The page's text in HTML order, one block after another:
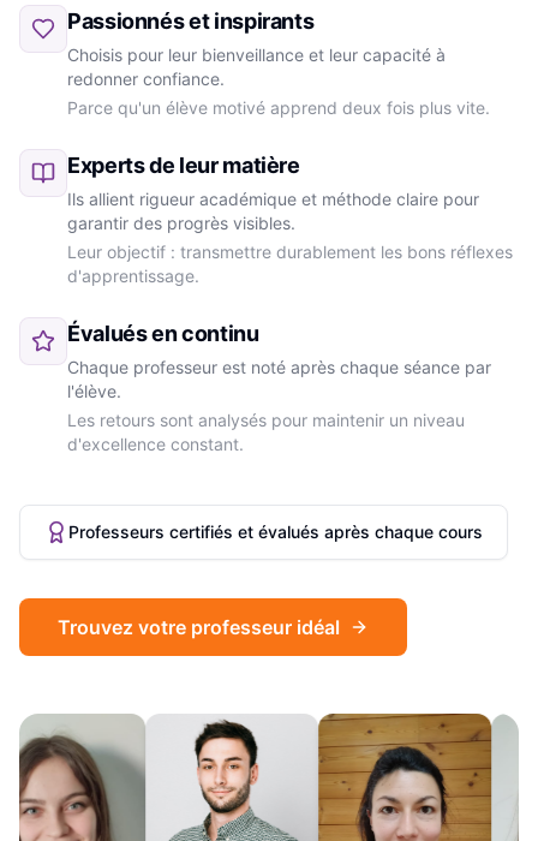
Passionnés et inspirants
Choisis pour leur bienveillance et leur capacité à
redonner confiance.
Parce qu'un élève motivé apprend deux fois plus vite.
Experts de leur matière
Ils allient rigueur académique et méthode claire pour
garantir des progrès visibles.
Leur objectif : transmettre durablement les bons réflexes
d'apprentissage.
Évalués en continu
Chaque professeur est noté après chaque séance par
l'élève.
Les retours sont analysés pour maintenir un niveau
d'excellence constant.
Professeurs certifiés et évalués après chaque cours
Trouvez votre professeur idéal